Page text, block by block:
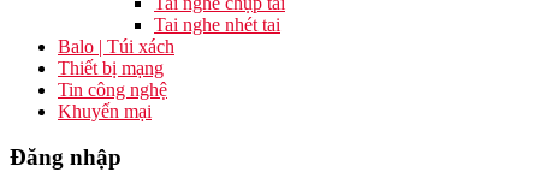
Tai nghe nhét tai
Balo | Túi xách
Thiết bị mạng
Tin công nghệ
Khuyến mại
Đăng nhập